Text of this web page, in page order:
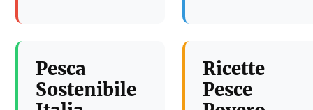
Pesca
Sostenibile
Ricette
Pesce